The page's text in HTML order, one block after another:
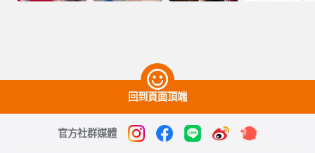
回到頁面頂端
官方社群媒體